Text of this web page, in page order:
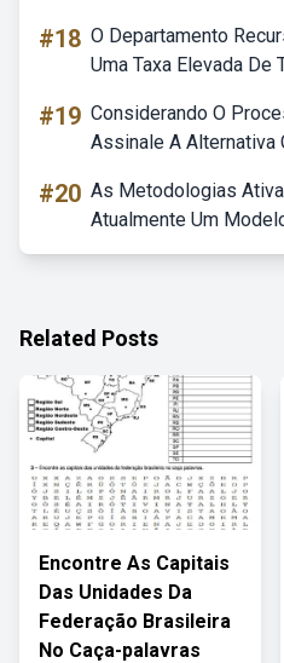
#18 O Departamento
Uma Taxa Elevada De
#19 Considerando O
Assinale A Alternativa
#20 As Metodologias
Atualmente Um
Related Posts
Encontre As Capitais
Das Unidades Da
Federação Brasileira
No Caça-palavras